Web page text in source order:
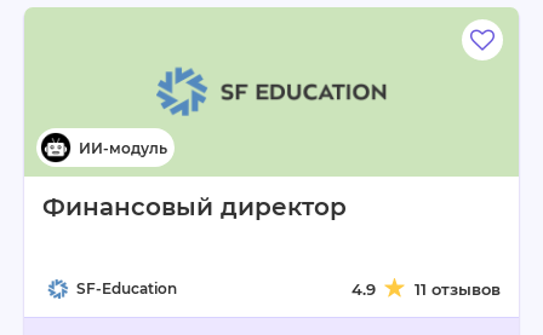
Финансовый директор
SF-Education 4.9 11 отзывов